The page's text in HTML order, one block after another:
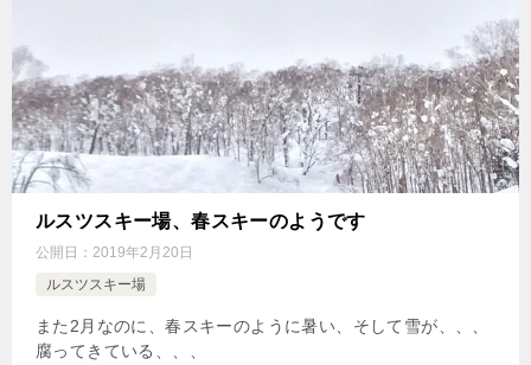
ルスツスキー場、春スキーのようです
公開日： 2019年2月20日
ルスツスキー場
また2月なのに、春スキーのように暑い、そして雪が、、、
腐ってきている、、、